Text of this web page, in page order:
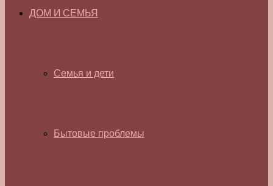
ДОМ И СЕМЬЯ
Семья и дети
Бытовые проблемы